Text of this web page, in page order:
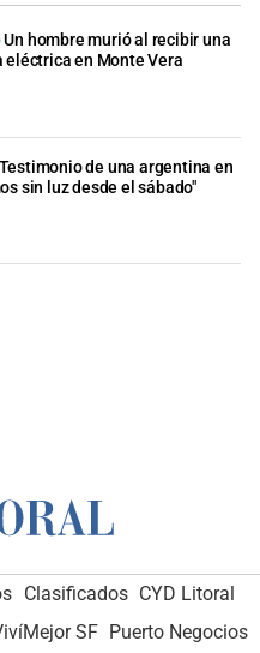
Un hombre murió al recibir una
eléctrica en Monte Vera
Testimonio de una argentina en
sin luz desde el sábado"
Clasificados CYD Litoral
SF Puerto Negocios